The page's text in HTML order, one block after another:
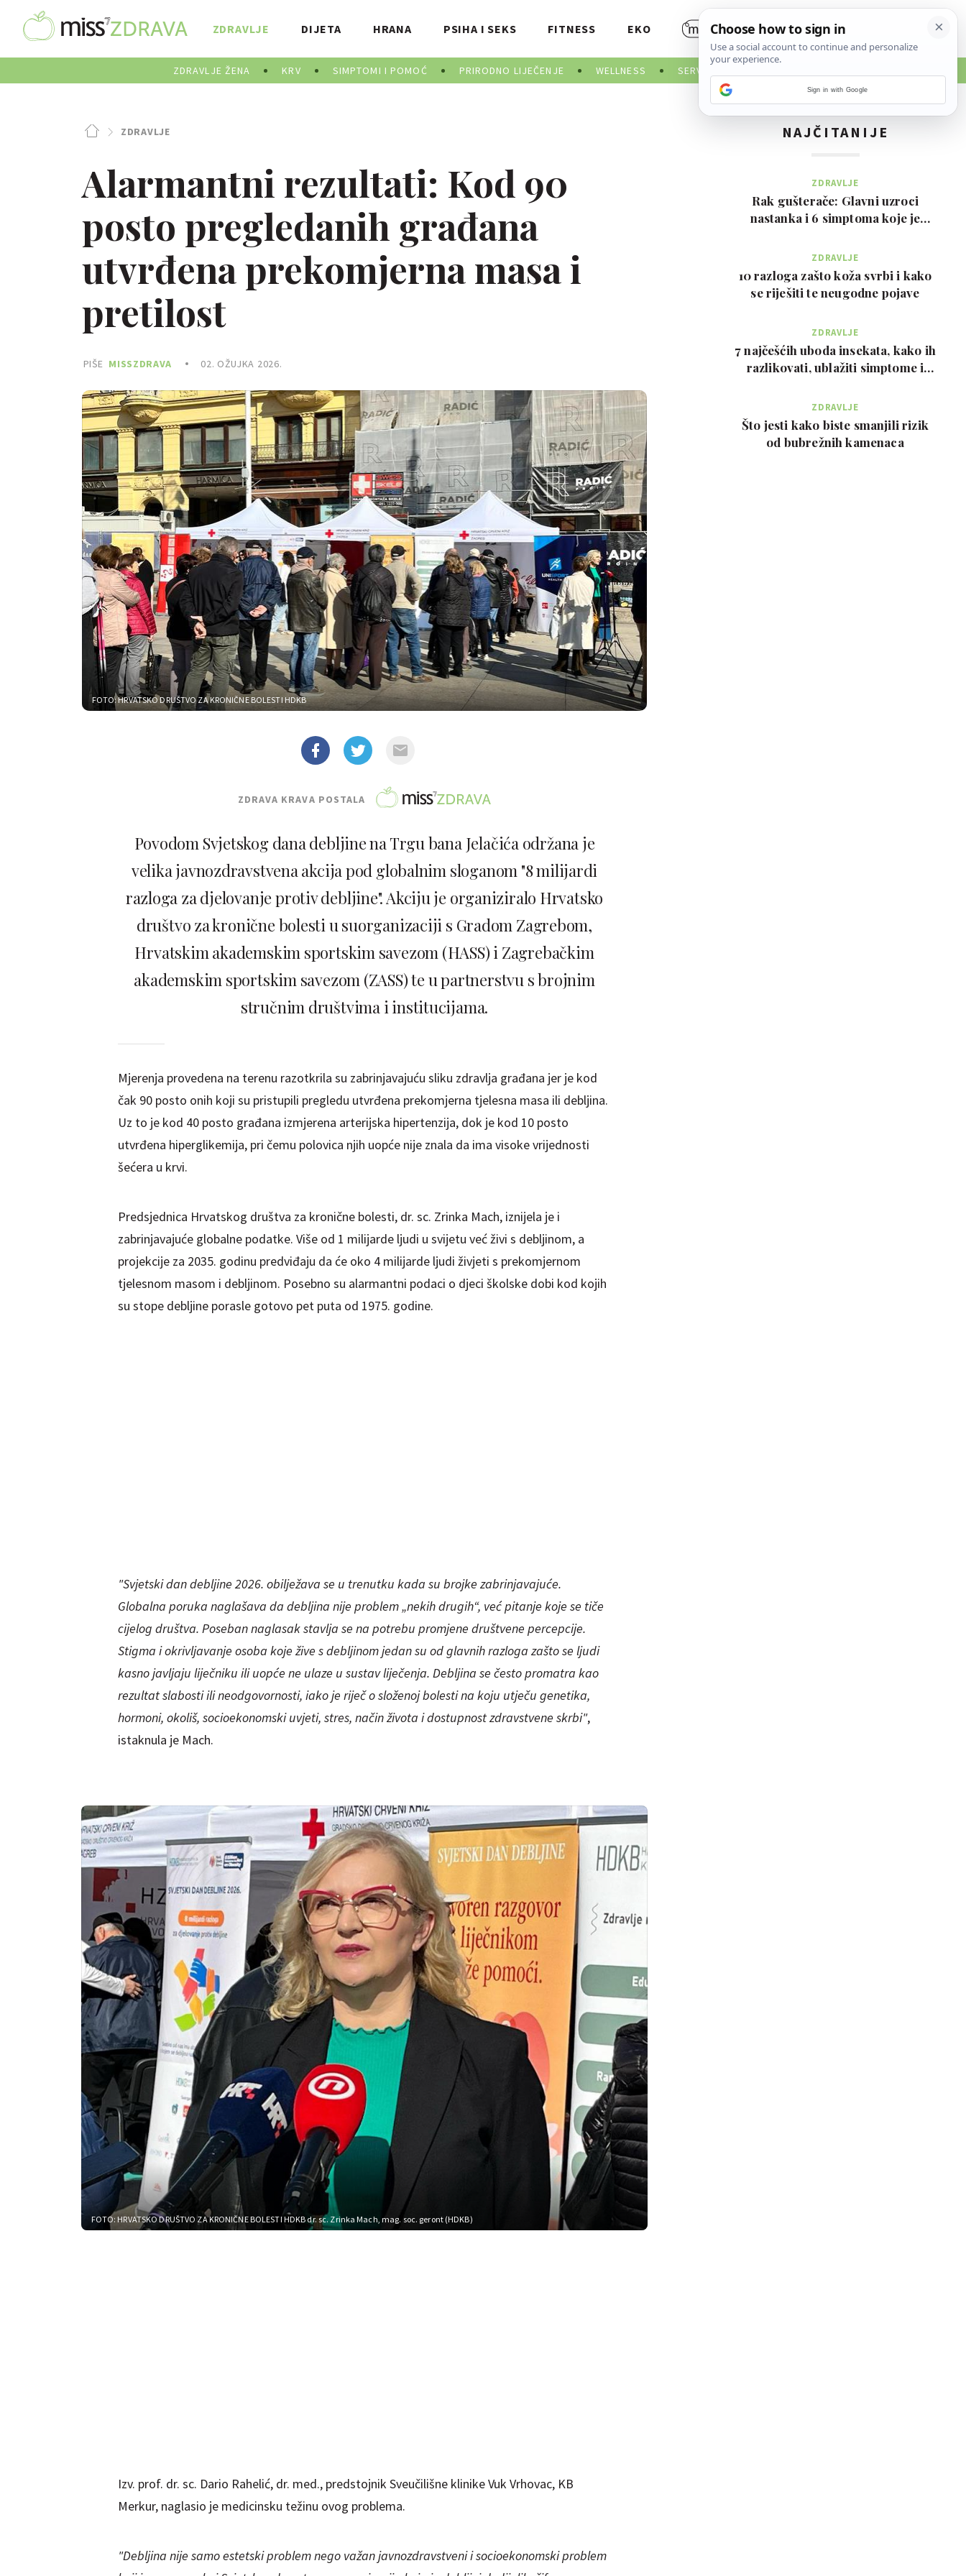
ZDRAVLJE
ZDRAVLJE ŽENA KRV SIMPTOMI I POMOĆ PRIRODNO LIJEČENJE WELLNESS SERVISNE INFORMACIJE
DIJETA HRANA PSIHA I SEKS FITNESS EKO
ZDRAVLJE
Alarmantni rezultati: Kod 90
posto pregledanih građana
utvrđena prekomjerna masa i
pretilost
PIŠE MISSZDRAVA 02. OŽUJKA 2026.
FOTO: HRVATSKO DRUŠTVO ZA KRONIČNE BOLESTI HDKB
ZDRAVA KRAVA POSTALA
Povodom Svjetskog dana debljine na Trgu bana Jelačića održana je
velika javnozdravstvena akcija pod globalnim sloganom "8 milijardi
razloga za djelovanje protiv debljine". Akciju je organiziralo Hrvatsko
društvo za kronične bolesti u suorganizaciji s Gradom Zagrebom,
Hrvatskim akademskim sportskim savezom (HASS) i Zagrebačkim
akademskim sportskim savezom (ZASS) te u partnerstvu s brojnim
stručnim društvima i institucijama.
Mjerenja provedena na terenu razotkrila su zabrinjavajuću sliku zdravlja građana jer je kod
čak 90 posto onih koji su pristupili pregledu utvrđena prekomjerna tjelesna masa ili debljina.
Uz to je kod 40 posto građana izmjerena arterijska hipertenzija, dok je kod 10 posto
utvrđena hiperglikemija, pri čemu polovica njih uopće nije znala da ima visoke vrijednosti
šećera u krvi.
Predsjednica Hrvatskog društva za kronične bolesti, dr. sc. Zrinka Mach, iznijela je i
zabrinjavajuće globalne podatke. Više od 1 milijarde ljudi u svijetu već živi s debljinom, a
projekcije za 2035. godinu predviđaju da će oko 4 milijarde ljudi živjeti s prekomjernom
tjelesnom masom i debljinom. Posebno su alarmantni podaci o djeci školske dobi kod kojih
su stope debljine porasle gotovo pet puta od 1975. godine.
"Svjetski dan debljine 2026. obilježava se u trenutku kada su brojke zabrinjavajuće.
Globalna poruka naglašava da debljina nije problem „nekih drugih“, već pitanje koje se tiče
cijelog društva. Poseban naglasak stavlja se na potrebu promjene društvene percepcije.
Stigma i okrivljavanje osoba koje žive s debljinom jedan su od glavnih razloga zašto se ljudi
kasno javljaju liječniku ili uopće ne ulaze u sustav liječenja. Debljina se često promatra kao
rezultat slabosti ili neodgovornosti, iako je riječ o složenoj bolesti na koju utječu genetika,
hormoni, okoliš, socioekonomski uvjeti, stres, način života i dostupnost zdravstvene skrbi",
istaknula je Mach.
FOTO: HRVATSKO DRUŠTVO ZA KRONIČNE BOLESTI HDKB dr. sc. Zrinka Mach, mag. soc. geront (HDKB)
Izv. prof. dr. sc. Dario Rahelić, dr. med., predstojnik Sveučilišne klinike Vuk Vrhovac, KB
Merkur, naglasio je medicinsku težinu ovog problema.
"Debljina nije samo estetski problem nego važan javnozdravstveni i socioekonomski problem
NAJČITANIJE
ZDRAVLJE
Rak gušterače: Glavni uzroci
nastanka i 6 simptoma koje je
ZDRAVLJE
10 razloga zašto koža svrbi i kako
se riješiti te neugodne pojave
ZDRAVLJE
7 najčešćih uboda insekata, kako ih
razlikovati, ublažiti simptome i
ZDRAVLJE
Što jesti kako biste smanjili rizik
od bubrežnih kamenaca
Sign in with Google